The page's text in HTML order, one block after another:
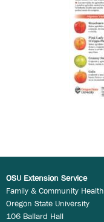
OSU Extension Service
Family & Community Health
Oregon State University
106 Ballard Hall